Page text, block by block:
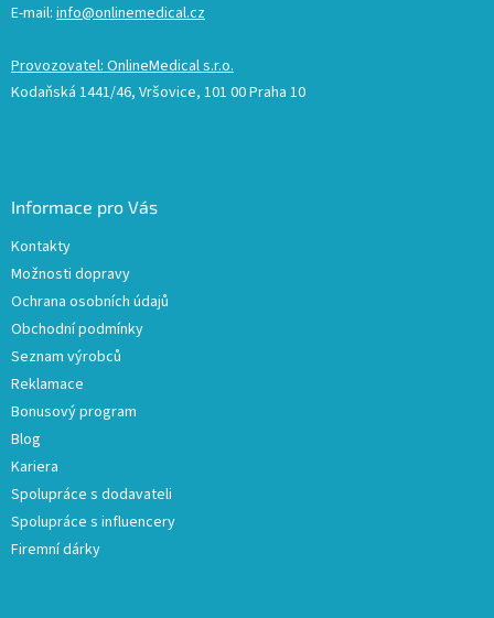
E-mail: info@onlinemedical.cz
Provozovatel: OnlineMedical s.r.o.
Kodaňská 1441/46, Vršovice, 101 00 Praha 10
Informace pro Vás
Kontakty
Možnosti dopravy
Ochrana osobních údajů
Obchodní podmínky
Seznam výrobců
Reklamace
Bonusový program
Blog
Kariera
Spolupráce s dodavateli
Spolupráce s influencery
Firemní dárky